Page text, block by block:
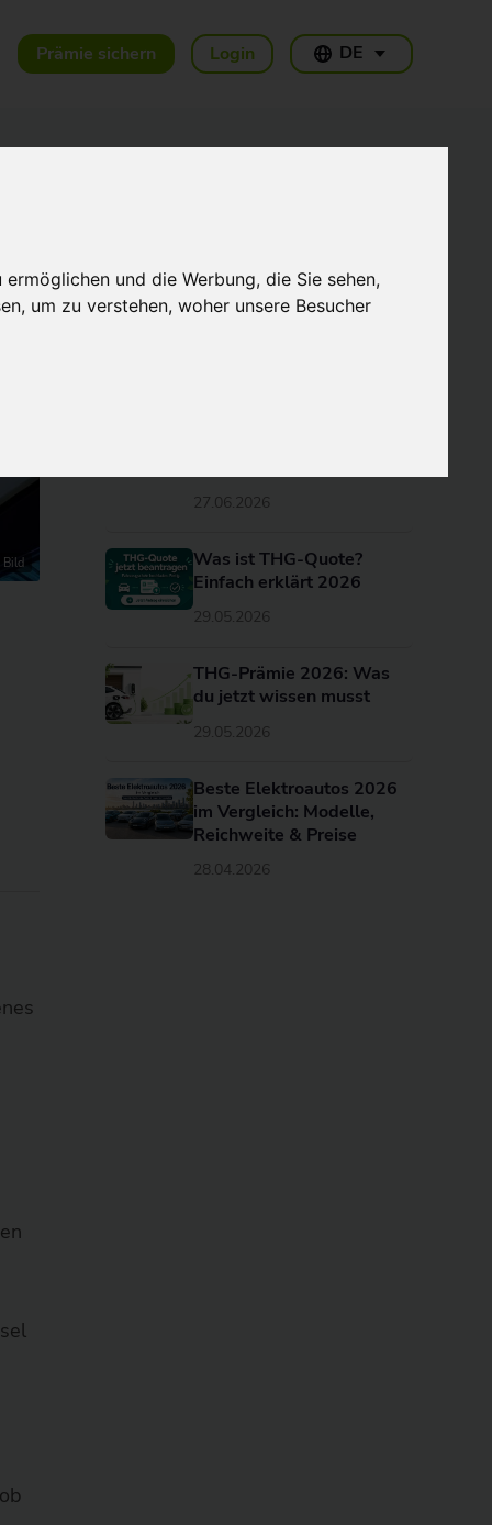
und die Werbung, die Sie sehen,
um zu verstehen, woher unsere Besucher
Prämie sichern Login DE
Bild
THG-Quote Unternehmen:
Wie Fuhrpark,
27.06.2026
Was ist THG-Quote?
Einfach erklärt 2026
29.05.2026
THG-Prämie 2026: Was
du jetzt wissen musst
29.05.2026
Beste Elektroautos 2026
im Vergleich: Modelle,
Reichweite & Preise
28.04.2026